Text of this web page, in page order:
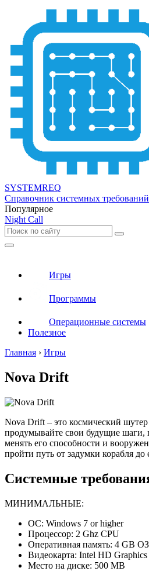
SYSTEMREQ
Справочник системных требований
Популярное
Night Call
Игры
Программы
Операционные системы
Полезное
Главная › Игры
Nova Drift
Nova Drift – это космический
продумывайте свои будущие шаги,
менять его способности и
пройти путь от задумки корабля
Системные
МИНИМАЛЬНЫЕ:
ОС: Windows 7 or higher
Процессор: 2 Ghz CPU
Оперативная память: 4 GB
Видеокарта: Intel HD
Место на диске: 500 MB